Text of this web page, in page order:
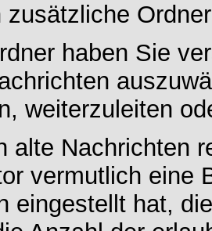
zusätzliche
haben Sie
weiterzuleiten
alte Nachrichten
vermutlich eine
eingestellt hat,